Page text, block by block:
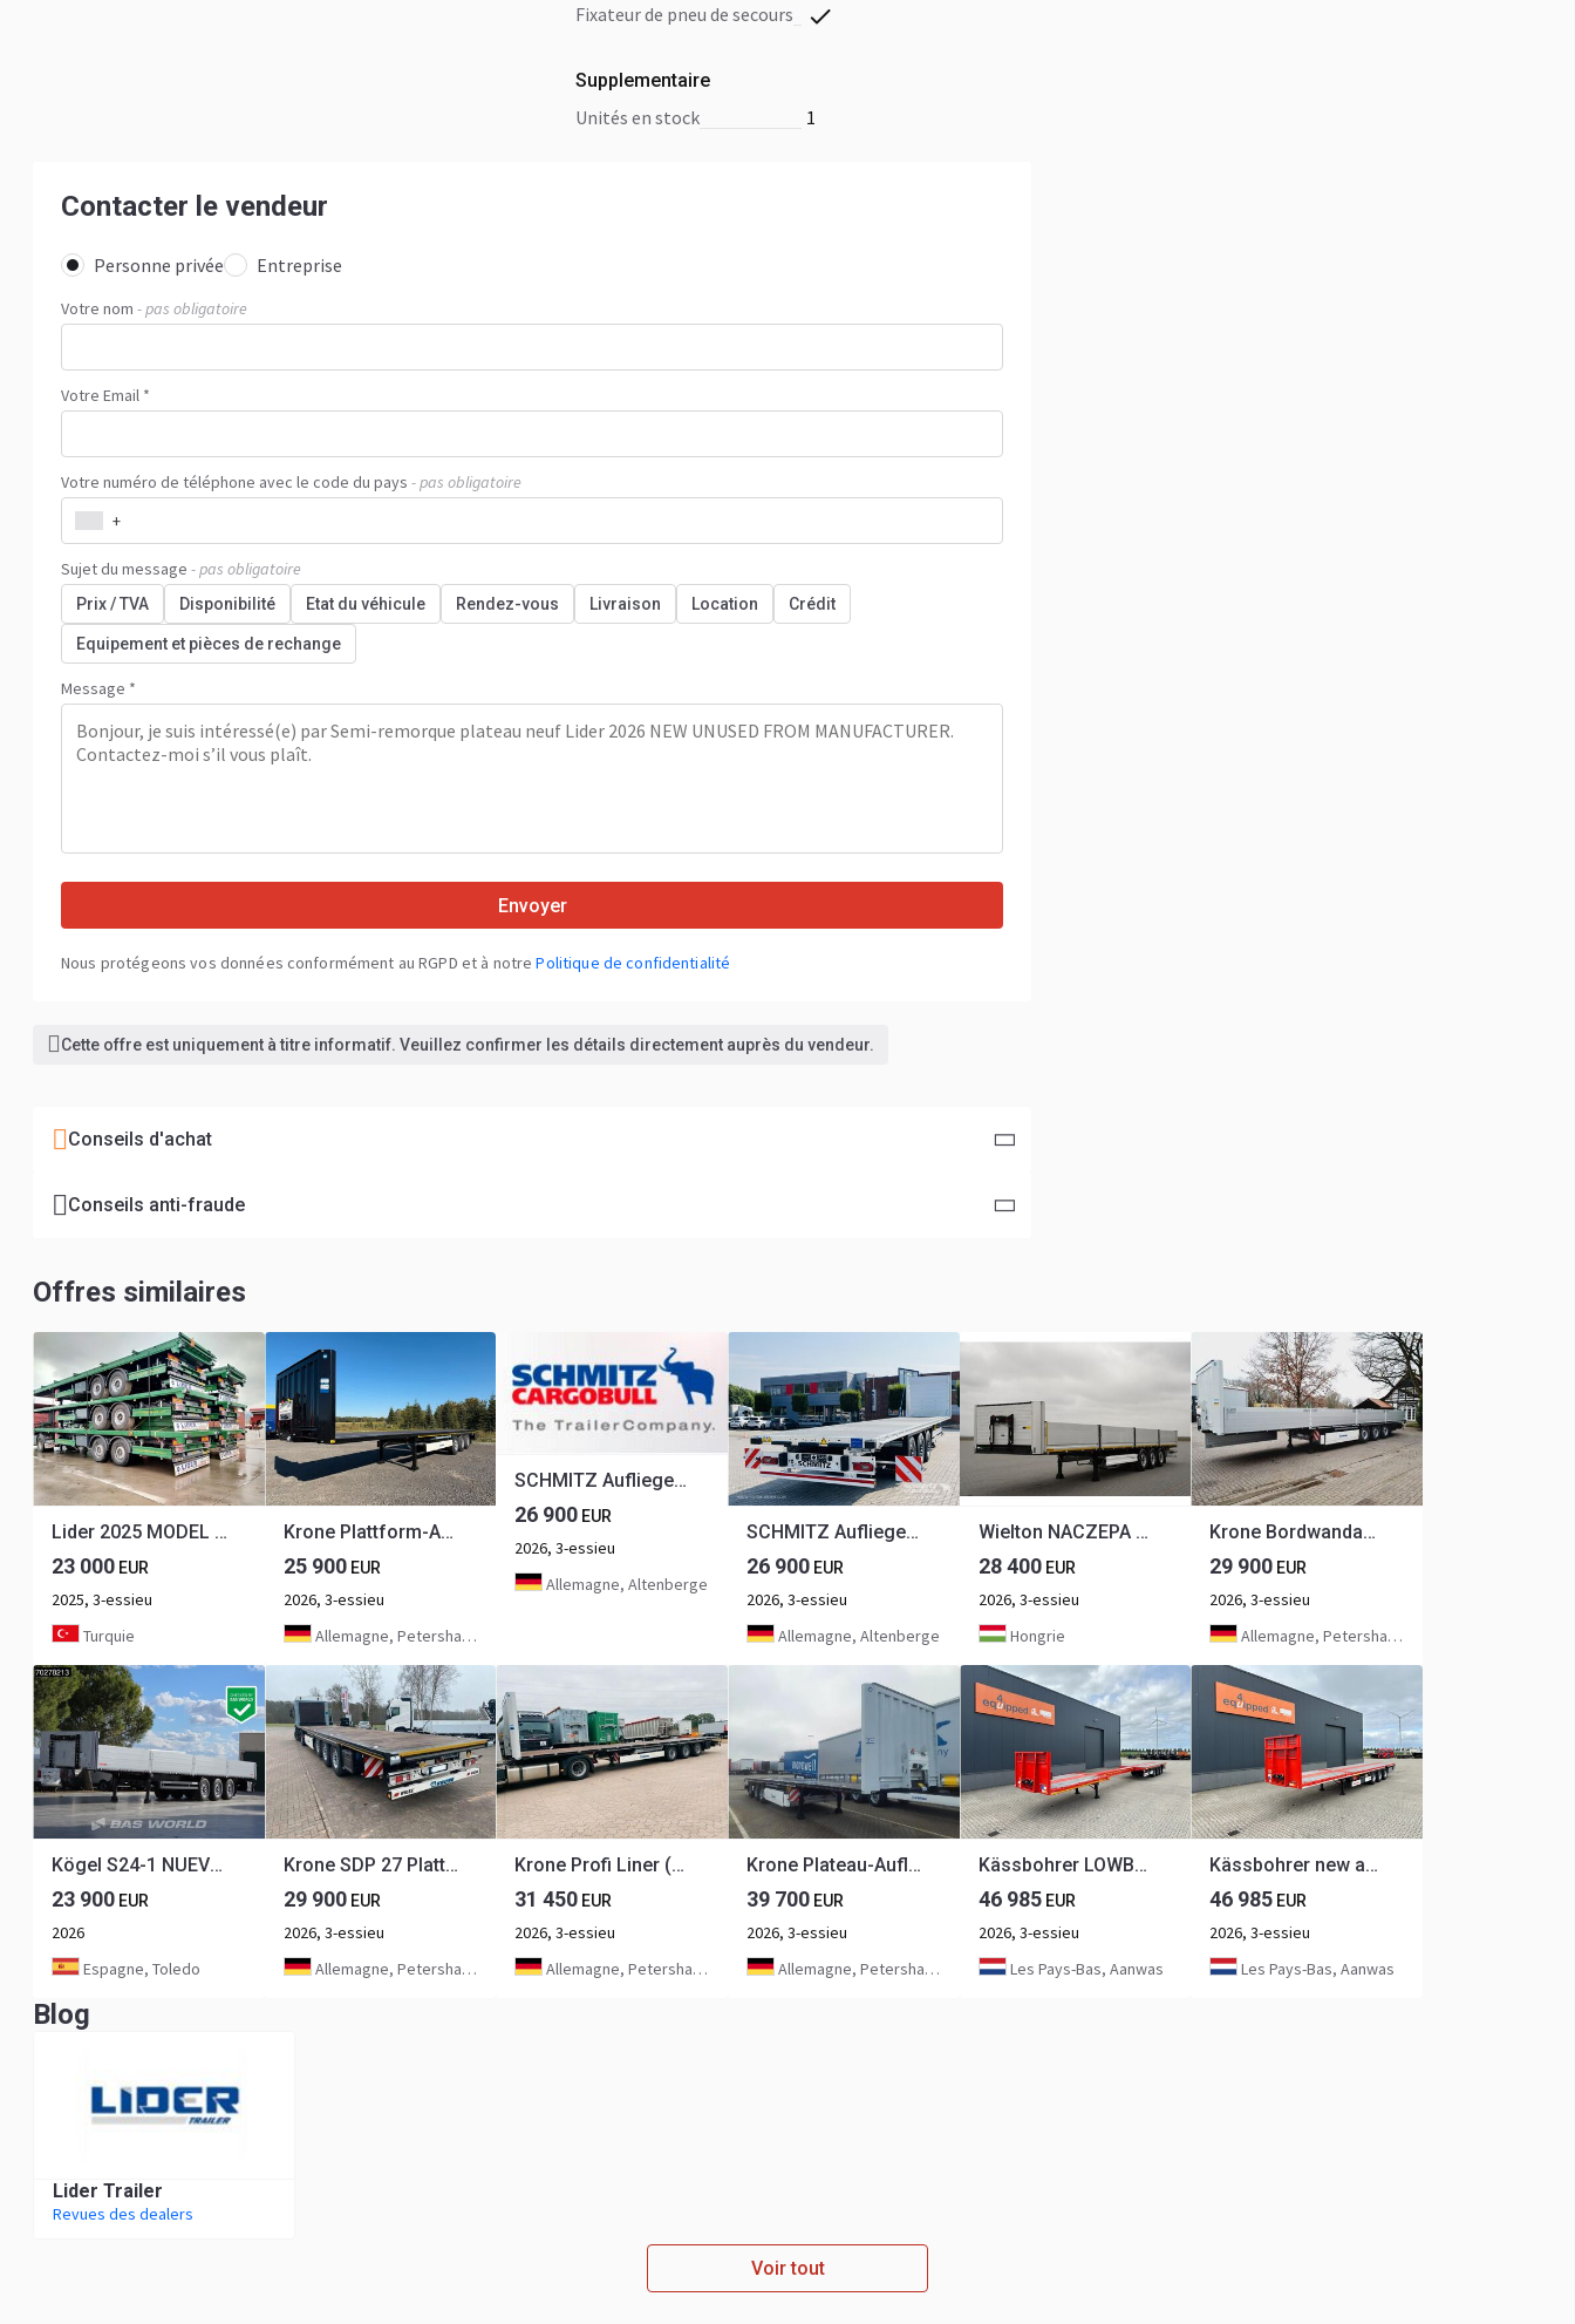
fixateur de pneu de secours
Supplementaire
unités en stock 1
Contacter le vendeur
Personne privée Entreprise
Votre nom - pas obligatoire
Votre Email *
Votre numéro de téléphone avec le code du pays - pas obligatoire
+
Sujet du message - pas obligatoire
Prix / TVA Disponibilité Etat du véhicule Rendez-vous Livraison Location Crédit
Equipement et pièces de rechange
Message *
Envoyer
Nous protégeons vos données conformément au RGPD et à notrePolitique de confidentialité
Cette offre est uniquement à titre informatif. Veuillez confirmer les détails directement auprès du vendeur.
Conseils d'achat
Conseils anti-fraude
Offres similaires
Lider 2025 MODEL NEW DIRECTLY FROM MANUFACTURER FACTORY AVAILABLE
23 000 EUR
2025, 3-essieu
Turquie
Krone Plattform-Auflieger mit Steckrungen - sofort v.
25 900EUR
2026, 3-essieu
Allemagne, Petershagen
SCHMITZ Auflieger Plateau Standard
26 900 EUR
2026, 3-essieu
Allemagne, Altenberge
SCHMITZ Auflieger Plateau Standard
26 900EUR
2026, 3-essieu
Allemagne, Altenberge
Wielton NACZEPA BURTOWA / DO BUDOWLANKI / NOWA / 2026 R / DOSTĘPNA OD RĘ
28 400EUR
2026, 3-essieu
Hongrie
Krone Bordwandauflieger Sofort Verfügbar
29 900 EUR
2026, 3-essieu
Allemagne, Petershagen
Kögel S24-1 NUEVO! Eje Elevador Mamparas laterales
23 900 EUR
2026
Espagne, Toledo
Krone SDP 27 Plattform Auflieger
29 900EUR
2026, 3-essieu
Allemagne, Petershagen
Krone Profi Liner (SDP 27) MEGA
31 450 EUR
2026, 3-essieu
Allemagne, Petershagen
Krone Plateau-Auflieger - Lenkachse + Stapleraufnahme
39 700EUR
2026, 3-essieu
Allemagne, Petershagen
Kässbohrer LOWBED new and unused Heavy-Duty flatbed / 690cm extendable / steering axle / discbrakes / NL-trailer / APK: 04-2027
46 985EUR
2026, 3-essieu
Les Pays-Bas, Aanwas
Kässbohrer new and unused Heavy-Duty flatbed / 690cm extendable / steering axle / lift axle / twistlocks / timberstakes / NL-trailer / APK:
46 985 EUR
2026, 3-essieu
Les Pays-Bas, Aanwas
Blog
Lider Trailer
Revues des dealers
Voir tout